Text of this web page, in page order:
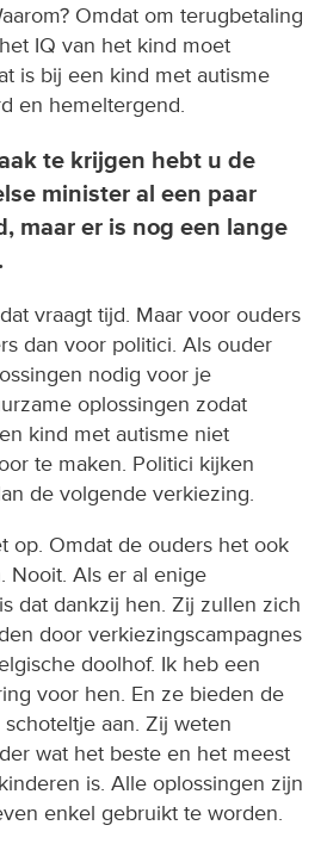
Omdat om terugbetaling
IQ van het kind moet
is bij een kind met autisme
en hemeltergend.
te krijgen hebt u de
minister al een paar
maar er is nog een lange
vraagt tijd. Maar voor ouders
dan voor politici. Als ouder
nodig voor je
oplossingen zodat
kind met autisme niet
te maken. Politici kijken
de volgende verkiezing.
op. Omdat de ouders het ook
Nooit. Als er al enige
dat dankzij hen. Zij zullen zich
door verkiezingscampagnes
doolhof. Ik heb een
voor hen. En ze bieden de
aan. Zij weten
wat het beste en het meest
is. Alle oplossingen zijn
enkel gebruikt te worden.